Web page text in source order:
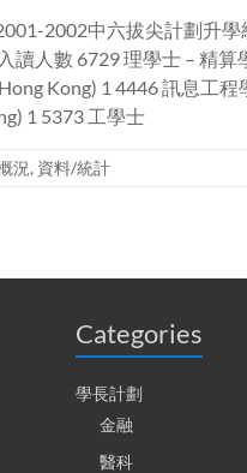
2002中六拔尖計劃升
人數 6729 理學士 – 精算
Kong) 1 4446 訊息工
1 5373 工學士
況, 資料/統計
Categories
學長計劃
金融
醫科